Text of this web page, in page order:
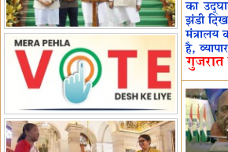
पहचान दिलाएं'
अल्पसंख्यक मंत्री ने की हज
नीति-2027 की घोषणा
राखीगढ़ी में मिले मानव कंकाल
अवशेष
राष्ट्रपति ने कूनो उद्यान में चीता
प्रबंधन देखा
एमआईएफएफ में फ़िल्म गुदगुदी का
प्रीमियर
का
झंडी
मंत्रालय
है,
गुजरात